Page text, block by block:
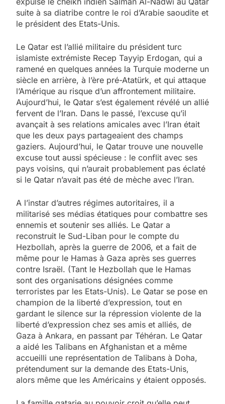
suite à sa diatribe contre le roi d’Arabie saoudite et
le président des Etats-Unis.
Le Qatar est l’allié militaire du président turc
islamiste extrémiste Recep Tayyip Erdogan, qui a
ramené en quelques années la Turquie moderne un
siècle en arrière, à l’ère pré-Atatürk, et qui attaque
l’Amérique au risque d’un affrontement militaire.
Aujourd’hui, le Qatar s’est également révélé un allié
fervent de l’Iran. Dans le passé, l’excuse qu’il
avançait à ses relations amicales avec l’Iran était
que les deux pays partageaient des champs
gaziers. Aujourd’hui, le Qatar trouve une nouvelle
excuse tout aussi spécieuse : le conflit avec ses
pays voisins, qui n’aurait probablement pas éclaté
si le Qatar n’avait pas été de mèche avec l’Iran.
A l’instar d’autres régimes autoritaires, il a
militarisé ses médias étatiques pour combattre ses
ennemis et soutenir ses alliés. Le Qatar a
reconstruit le Sud-Liban pour le compte du
Hezbollah, après la guerre de 2006, et a fait de
même pour le Hamas à Gaza après ses guerres
contre Israël. (Tant le Hezbollah que le Hamas
sont des organisations désignées comme
terroristes par les Etats-Unis). Le Qatar se pose en
champion de la liberté d’expression, tout en
gardant le silence sur la répression violente de la
liberté d’expression chez ses amis et alliés, de
Gaza à Ankara, en passant par Téhéran. Le Qatar
a aidé les Talibans en Afghanistan et a même
accueilli une représentation de Talibans à Doha,
prétendument sur la demande des Etats-Unis,
alors même que les Américains y étaient opposés.